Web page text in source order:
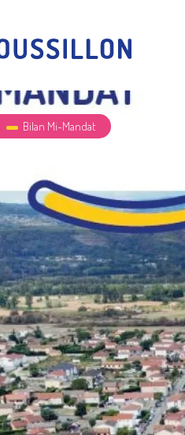
Bilan Mi-Mandat